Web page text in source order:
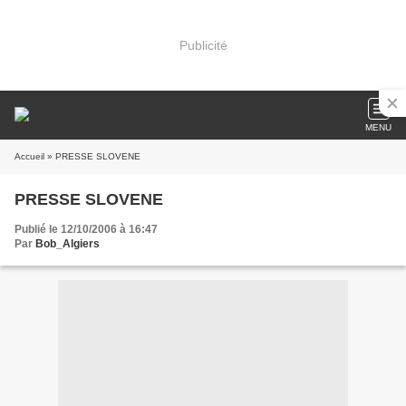
Publicité
MENU
Accueil » PRESSE SLOVENE
PRESSE SLOVENE
Publié le 12/10/2006 à 16:47
Par Bob_Algiers